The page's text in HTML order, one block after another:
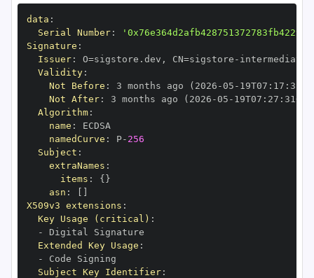
data :
Serial Number:
Signature :
Issuer: O=sigstore.dev , CN=sigstore -
Validity:
Not Before : 3 months ago (2026 -05 - 19T07 : 17 :
Not After: 3 months ago (2026 -05 - 19T07 : 27 : 31+00
Algorithm:
name :
namedCurve : P- 256
Subject :
extraNames :
items : { }
asn :
X509v3 extensions :
Key Usage (critical) :
-
Extended Key Usage :
-
Subject Key Identifier: